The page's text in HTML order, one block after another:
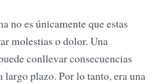
no es únicamente que estas
molestias o dolor. Una
conllevar consecuencias
largo plazo. Por lo tanto, era una